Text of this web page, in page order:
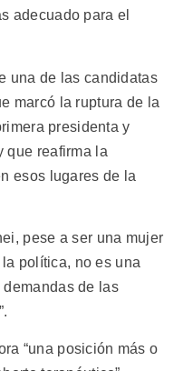
adecuado para el
una de las candidatas
marcó la ruptura de la
presidenta y
que reafirma la
esos lugares de la
pese a ser una mujer
política, no es una
de las
“una posición más o